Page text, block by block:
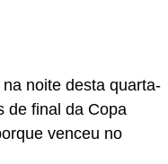
noite desta quarta-
de final da Copa
venceu no